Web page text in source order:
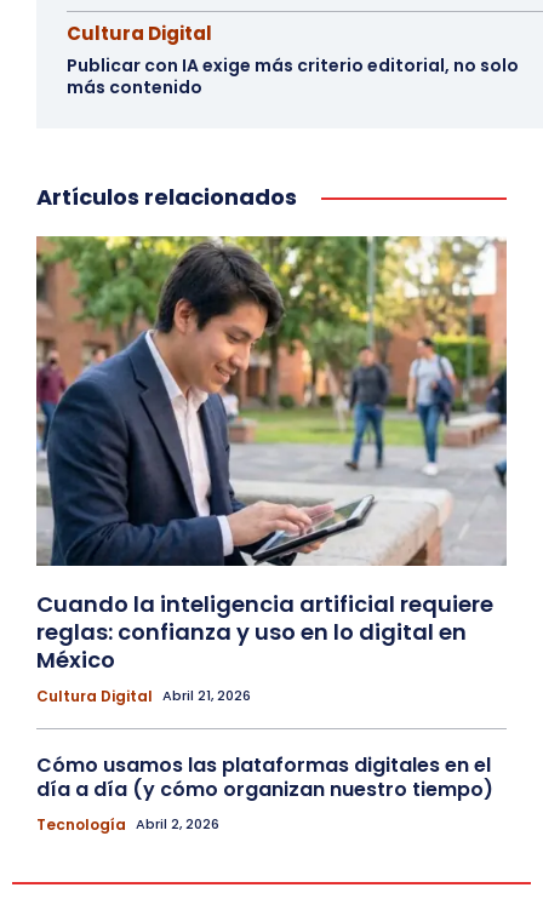
Cultura Digital
Publicar con IA exige más criterio editorial, no solo
más contenido
Artículos relacionados
Cuando la inteligencia artificial requiere
reglas: confianza y uso en lo digital en
México
Cultura Digital Abril 21, 2026
Cómo usamos las plataformas digitales en el
día a día (y cómo organizan nuestro tiempo)
Tecnología Abril 2, 2026